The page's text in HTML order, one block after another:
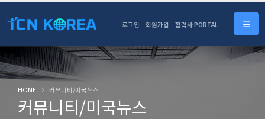
로그인 회원가입 협력사 PORTAL
커뮤니티/미국뉴스
HOME 커뮤니티/미국뉴스